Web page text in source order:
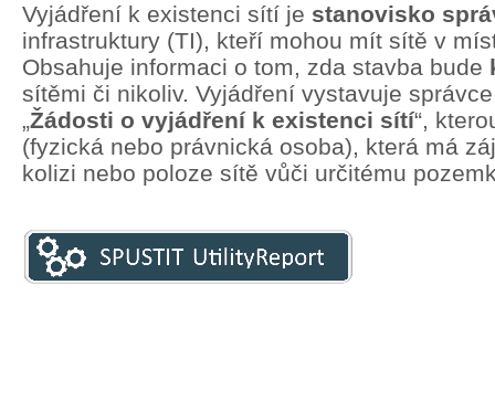
Vyjádření k existenci sítí je stanovisko
infrastruktury (TI), kteří mohou mít sítě v
Obsahuje informaci o tom, zda stavba bude
sítěmi či nikoliv. Vyjádření vystavuje
„Žádosti o vyjádření k existenci sítí“,
(fyzická nebo právnická osoba), která má
kolizi nebo poloze sítě vůči určitému